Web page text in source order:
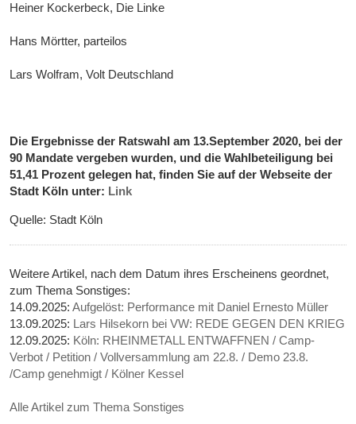
Heiner Kockerbeck, Die Linke
Hans Mörtter, parteilos
Lars Wolfram, Volt Deutschland
Die Ergebnisse der Ratswahl am 13.September 2020, bei der
90 Mandate vergeben wurden, und die Wahlbeteiligung bei
51,41 Prozent gelegen hat, finden Sie auf der Webseite der
Stadt Köln unter: Link
Quelle: Stadt Köln
Weitere Artikel, nach dem Datum ihres Erscheinens geordnet,
zum Thema Sonstiges:
14.09.2025:Aufgelöst: Performance mit Daniel Ernesto Müller
13.09.2025: Lars Hilsekorn bei VW: REDE GEGEN DEN KRIEG
12.09.2025: Köln: RHEINMETALL ENTWAFFNEN / Camp-
Verbot / Petition / Vollversammlung am 22.8. / Demo 23.8.
/Camp genehmigt / Kölner Kessel
Alle Artikel zum Thema Sonstiges